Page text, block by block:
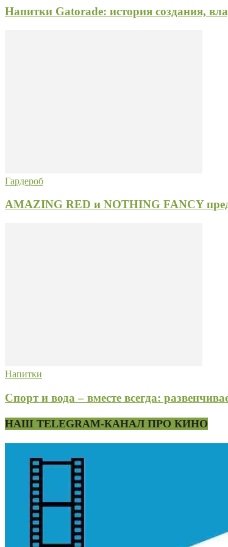
Напитки Gatorade: история создания,
Гардероб
AMAZING RED и NOTHING FANCY
Напитки
Спорт и вода – вместе всегда:
НАШ TELEGRAM-КАНАЛ ПРО КИНО